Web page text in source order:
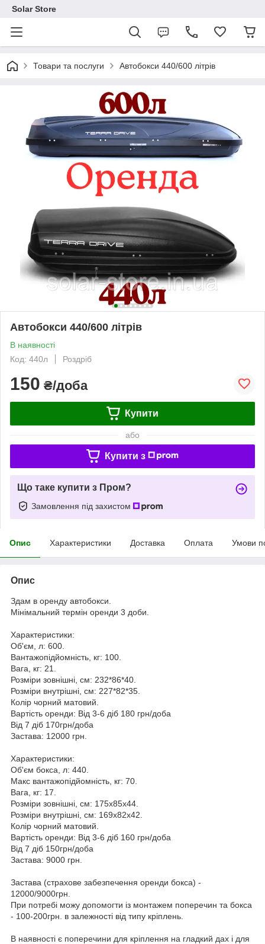
Solar Store
Товари та послуги Автобокси 440/600 літрів
Автобокси 440/600 літрів
В наявності
Код: 440л
Роздріб
150 ₴/доба
Купити
або
Купити з
Що таке купити з Пром?
Замовлення під захистом
Опис Характеристики Доставка Оплата Умови
Опис
Здам в оренду автобокси.
Мінімальний термін оренди 3 доби.
Характеристики:
Об'єм, л: 600.
Вантажопідйомність, кг: 100.
Вага, кг: 21.
Розміри зовнішні, см: 232*86*40.
Розміри внутрішні, см: 227*82*35.
Колір чорний матовий.
Вартість оренди: Від 3-6 діб 180 грн/доба
Від 7 діб 170грн/доба
Застава: 12000 грн.
Характеристики:
Об'єм бокса, л: 440.
Макс вантажопідйомність, кг: 70.
Вага, кг: 17.
Розміри зовнішні, см: 175x85x44.
Розміри внутрішні, см: 169x82x42.
Колір чорний матовий.
Вартість оренди: Від 3-6 діб 160 грн/доба
Від 7 діб 150грн/доба
Застава: 9000 грн.
Застава (страхове забезпечення оренди бокса) -
12000/9000грн.
При потребі можу допомогти із монтажем поперечин та бокса
- 100-200грн. в залежності від типу кріплень.
В наявності є поперечини для кріплення на гладкий дах і для